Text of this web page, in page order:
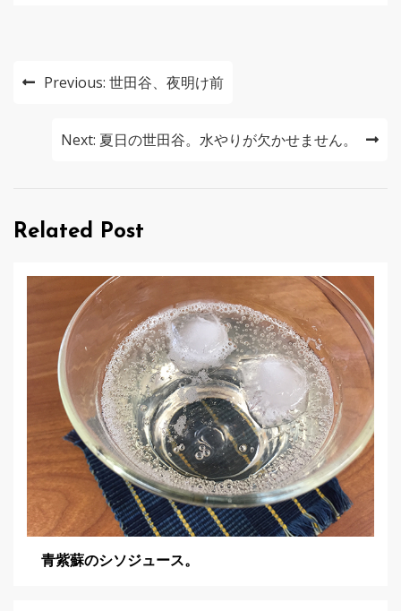
投
ー
ョ
Previous: 世田谷、夜明け前
Next: 夏日の世田谷。水やりが欠かせません。
Related Post
青紫蘇のシソジュース。